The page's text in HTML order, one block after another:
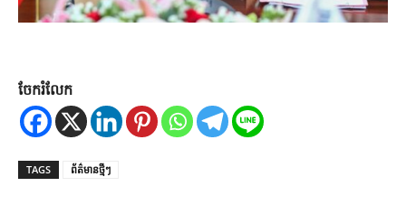
ចែករំលែក
TAGS ព័ត៌មានថ្មីៗ